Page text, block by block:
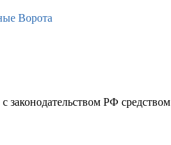
Ворота
законодательством РФ